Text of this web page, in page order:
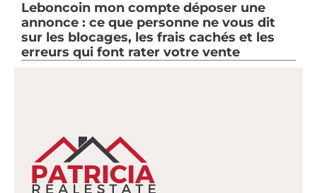
Leboncoin mon compte déposer une
annonce : ce que personne ne vous dit
sur les blocages, les frais cachés et les
erreurs qui font rater votre vente